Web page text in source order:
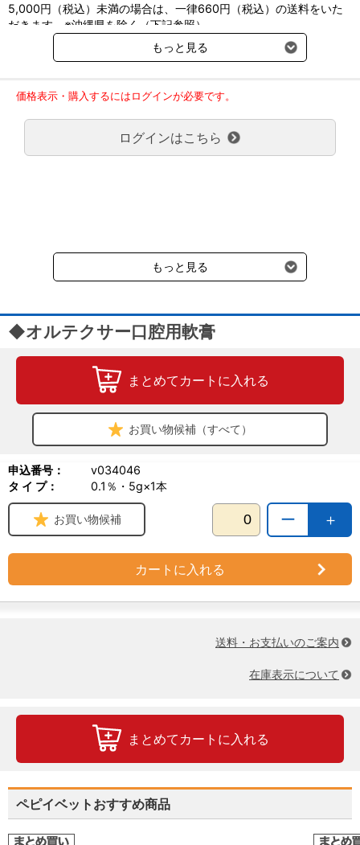
5,000円（税込）未満の場合は、一律660円（税込）の送料をいた
だきます。※沖縄県を除く（下記参照）
※2017年11月14日（火）より沖縄県へのお届けにつきましては、1
回のご注文金額（税込）が、30,000円以上で配送無料となります。
ご了承のほどよろしくお願い致します。
弊社都合でお届けが２回以上に分かれる場合の送料負担は、１回分
のみで新たな送料は発生しません。
大型商品送料が必要な商品をご注文の場合は、大型商品送料のみご
負担頂きます。
受けます。
もっと見る
価格表示・購入するにはログインが必要です。
ログインはこちら
もっと見る
◆オルテクサー口腔用軟膏
まとめてカートに入れる
お買い物候補（すべて）
申込番号：
v034046
タ イ プ：
0.1％・5g×1本
＋
ー
お買い物候補
カートに入れる
送料・お支払いのご案内
在庫表示について
まとめてカートに入れる
ペピイベットおすすめ商品